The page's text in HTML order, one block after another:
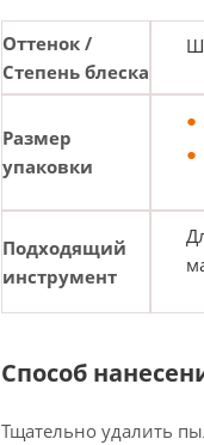
Оттенок /
Степень блеска
Размер
упаковки
Подходящий
инструмент
Способ
Тщательно удалить